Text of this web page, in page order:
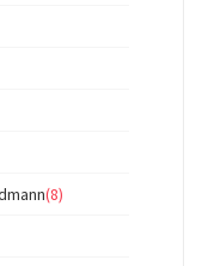
(8)